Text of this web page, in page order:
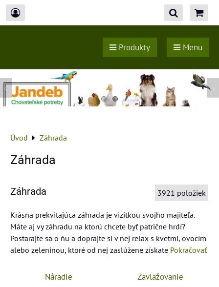
Produkty Menu
Úvod Záhrada
Záhrada
Záhrada 3921 položiek
Krásna prekvitajúca záhrada je vizitkou svojho majiteľa.
Máte aj vy záhradu na ktorú chcete byť patrične hrdí?
Postarajte sa o ňu a doprajte si v nej relax s kvetmi, ovocím
alebo zeleninou, ktoré od nej zaslúžene získate Pokračovať
Náradie Zavlažovanie